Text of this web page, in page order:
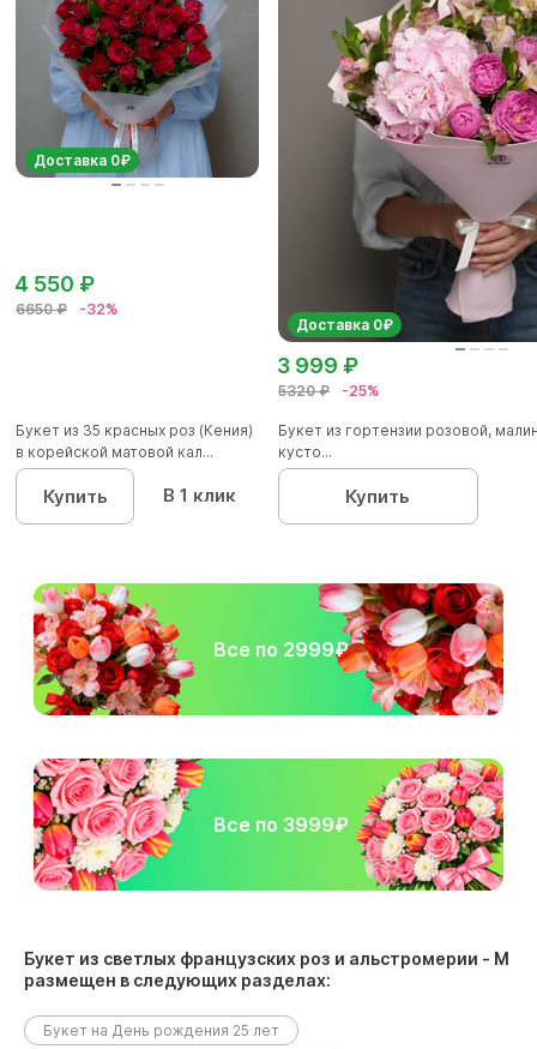
Доставка 0₽
6650 ₽ -32%
4 550 ₽
Букет из 35 красных роз (Кения)
в корейской матовой кал...
Купить В 1 клик
Доставка 0₽
5320 ₽ -25%
3 999 ₽
Букет из гортензии розовой,
кусто...
Купить
Все по 2999₽
Все по 3999₽
Букет из светлых французских роз и альстромерии - М
размещен в следующих разделах:
Букет на День рождения 25 лет